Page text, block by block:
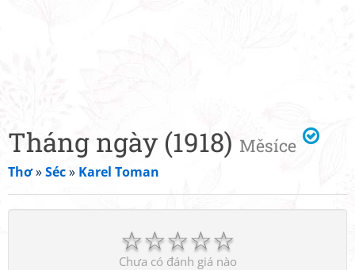
Tháng ngày (1918) Měsíce
Thơ»Séc» Karel Toman
☆
☆
☆
☆
☆
Chưa có đánh giá nào